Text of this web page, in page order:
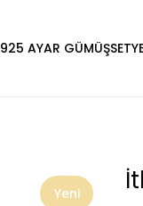
925 AYAR GÜMÜŞSET
Yeni